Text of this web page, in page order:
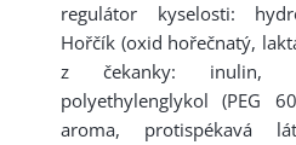
regulátor kyselosti:
Hořčík (oxid hořečnatý,
z čekanky: inulin,
polyethylenglykol (PEG
aroma, protispékavá